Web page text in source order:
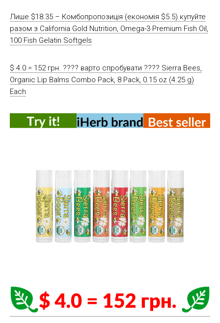
Лише $18.35 – Комбопропозиція (економія $5.5) купуйте
разом з California Gold Nutrition, Omega-3 Premium Fish Oil,
100 Fish Gelatin Softgels
$ 4.0 = 152 грн. ???? варто спробувати ???? Sierra Bees,
Organic Lip Balms Combo Pack, 8 Pack, 0.15 oz (4.25 g)
Each